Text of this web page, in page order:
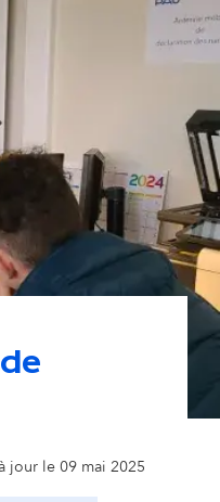
jour le 09 mai 2025